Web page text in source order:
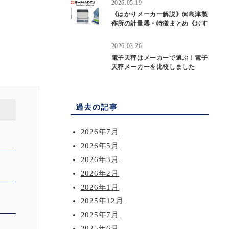
2026.05.19
《はかりメーカー解説》㈱島津製
作所の計量器・特徴まとめ《おす
2026.03.26
電子天秤はメーカーで選ぶ！電子
天秤メーカーを比較しました
過去の記事
2026年7月
2026年5月
2026年3月
2026年2月
2026年1月
2025年12月
2025年7月